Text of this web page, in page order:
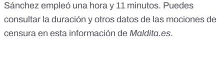
Sánchez empleó una hora y 11 minutos. Puedes
consultar la duración y otros datos de las mociones de
censura en esta información de Maldita.es.